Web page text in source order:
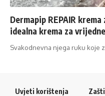
Dermapip REPAIR
idealna krema za
Svakodnevna njega ruku koje
Uvjeti korištenja